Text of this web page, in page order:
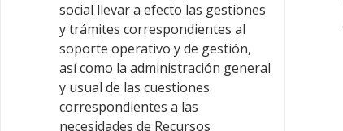
social llevar a efecto las gestiones
y trámites correspondientes al
soporte operativo y de gestión,
así como la administración general
y usual de las cuestiones
correspondientes a las
necesidades de Recursos